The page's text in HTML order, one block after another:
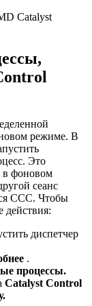
Catalyst
режиме. В
Это
в фоновом
сеанс
CCC. Чтобы
действия:
диспетчер
.
процессы.
Catalyst Control